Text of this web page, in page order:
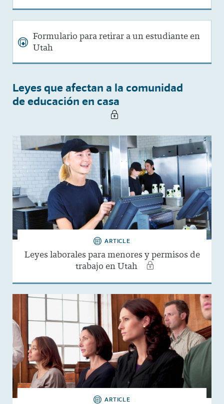
Formulario para retirar a un estudiante en
Utah
Leyes que afectan a la comunidad
de educación en casa
ARTICLE
Leyes laborales para menores y permisos de
trabajo en Utah
ARTICLE